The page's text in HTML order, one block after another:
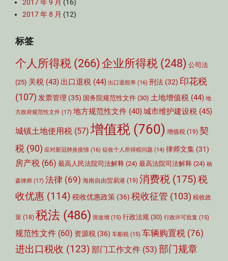
2017 年 9 月 (16)
2017 年 8 月 (12)
标签
个人所得税 (266) 企业所得税 (248) 公司法
(25) 关税 (43) 出口退税 (44) 出口退税率 (16) 刑法 (32) 印花税
(107) 发票管理 (35) 国务院规范性文件 (30) 土地增值税 (44) 地
方政府规范性文件 (17) 地方规范性文件 (40)城市维护建设税 (45)
城镇土地使用税 (57) 增值税 (760) 增值税 (19) 契
税 (90) 应对新冠肺炎疫情 (16) 征收个人所得税问题 (14) 律师文集 (31)
房产税 (66) 最高人民法院司法解释 (24) 最高法院司法解释 (24) 杨
森律师 (17) 法律 (69) 海南自由贸易港 (19) 消费税 (175)税
收优惠 (114) 税收优惠政策 (36) 税收征管 (103) 税收政
策 (18) 税法 (486) 营改增 (15) 行政法规 (30) 行政许可批复 (15)
规范性文件 (60) 资源税 (36) 车船税 (15) 车辆购置税 (76)
进出口税收 (123) 部门工作文件 (53) 部门规章